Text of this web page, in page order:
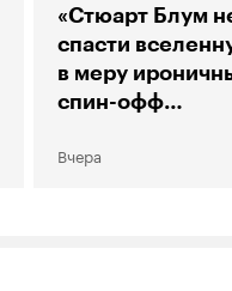
«Стюарт Блум
спасти
в меру
спин-офф
Вчера